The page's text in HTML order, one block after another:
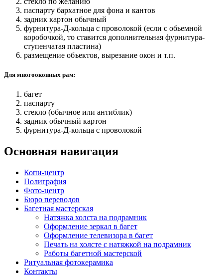
паспарту бархатное для фона и кантов
задник картон обычный
фурнитура-Д-кольца с проволокой (если с обьемной
коробочкой, то ставится дополнительная фурнитура-
ступенчатая пластина)
размещение объектов, вырезание окон и т.п.
Для многооконных рам:
багет
паспарту
стекло (обычное или антиблик)
задник обычный картон
фурнитура-Д-кольца с проволокой
Основная навигация
Копи-центр
Полиграфия
Фото-центр
Бюро переводов
Багетная мастерская
Натяжка холста на подрамник
Оформление зеркал в багет
Оформление телевизора в багет
Печать на холсте с натяжкой на подрамник
Работы багетной мастерской
Ритуальная фотокерамика
Контакты